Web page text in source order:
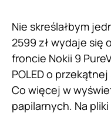
Nie skreślałbym
2599 zł wydaje się
froncie Nokii 9
POLED o
Co więcej w
papilarnych. Na